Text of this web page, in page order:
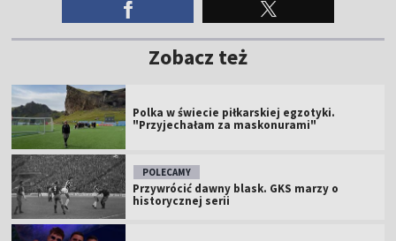
Zobacz też
Polka w świecie piłkarskiej egzotyki.
"Przyjechałam za maskonurami"
POLECAMY
Przywrócić dawny blask. GKS marzy o
historycznej serii